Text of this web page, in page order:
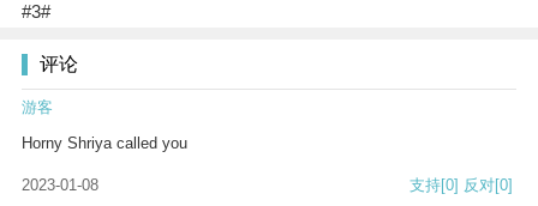
#3#
评论
游客
Horny Shriya called you
2023-01-08 支持[0] 反对[0]